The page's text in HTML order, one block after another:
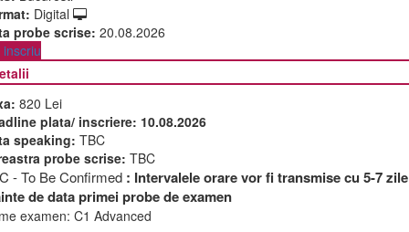
Digital
probe scrise: 20.08.2026
820 Lei
plata/ inscriere: 10.08.2026
speaking: TBC
probe scrise: TBC
- To Be Confirmed : Intervalele orare vor fi transmise cu 5-7 zile
de data primei probe de examen
examen: C1 Advanced